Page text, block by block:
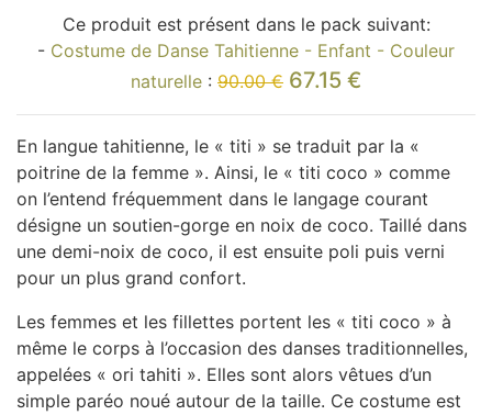
Ce produit est présent dans le pack suivant:
- Costume de Danse Tahitienne - Enfant - Couleur
naturelle : 90.00 € 67.15 €
En langue tahitienne, le « titi » se traduit par la «
poitrine de la femme ». Ainsi, le « titi coco » comme
on l’entend fréquemment dans le langage courant
désigne un soutien-gorge en noix de coco. Taillé dans
une demi-noix de coco, il est ensuite poli puis verni
pour un plus grand confort.
Les femmes et les fillettes portent les « titi coco » à
même le corps à l’occasion des danses traditionnelles,
appelées « ori tahiti ». Elles sont alors vêtues d’un
simple paréo noué autour de la taille. Ce costume est